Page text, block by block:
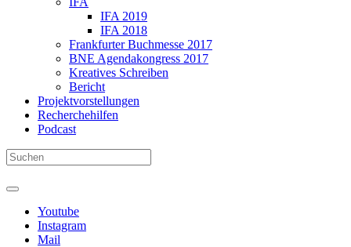
IFA 2019
IFA 2018
Frankfurter Buchmesse 2017
BNE Agendakongress 2017
Kreatives Schreiben
Bericht
Projektvorstellungen
Recherchehilfen
Podcast
Youtube
Instagram
Mail